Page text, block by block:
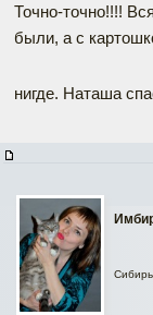
Точно-точно!!!!
были, а с
нигде. Наташа
Сибирь